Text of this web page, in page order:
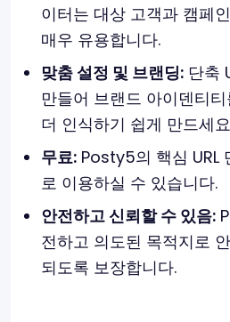
이터는 대상 고객과 캠페
매우 유용합니다.
맞춤 설정 및 브랜딩: 단축
만들어 브랜드 아이덴티
더 인식하기 쉽게 만드세
무료: Posty5의 핵심 URL
로 이용하실 수 있습니다.
안전하고 신뢰할 수 있음:
전하고 의도된 목적지로
되도록 보장합니다.